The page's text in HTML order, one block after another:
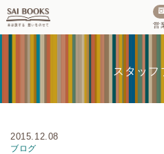
営
スタッフ
2015.12.08
ブログ